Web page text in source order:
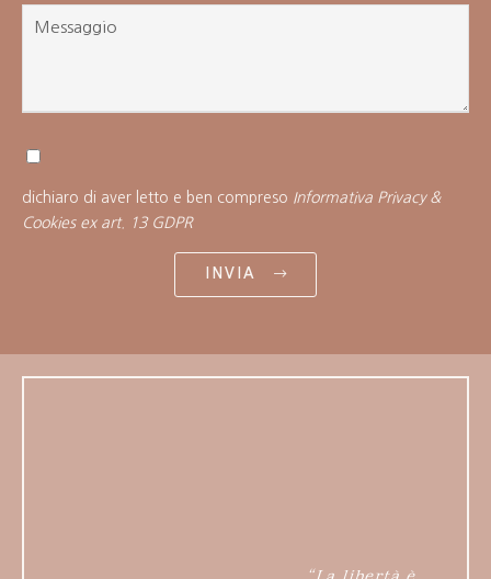
dichiaro di aver letto e ben compreso Informativa Privacy &
Cookies ex art. 13 GDPR
INVIA